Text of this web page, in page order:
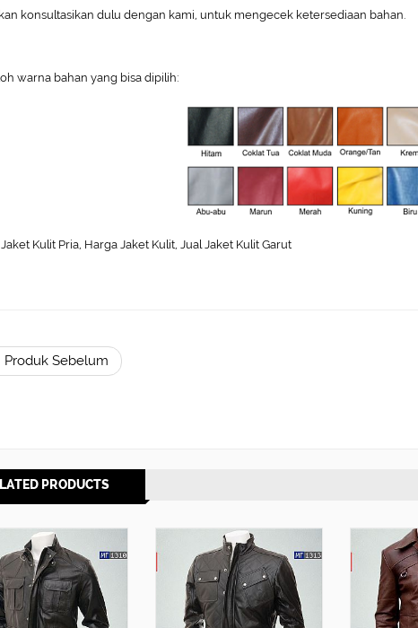
konsultasikan dulu dengan kami, untuk mengecek ketersediaan bahan.
warna bahan yang bisa dipilih:
Jaket Kulit Pria, Harga Jaket Kulit, Jual Jaket Kulit Garut
Sebelum
PRODUCTS